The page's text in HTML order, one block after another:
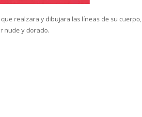
realzara y dibujara las líneas de su cuerpo,
nude y dorado.